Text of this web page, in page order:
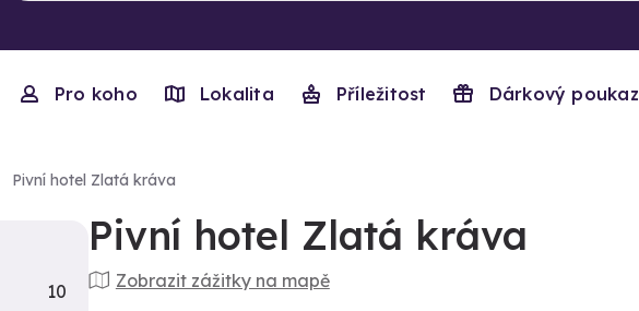
Pro koho Lokalita Příležitost Dárkový poukaz
Pivní hotel Zlatá kráva
Pivní hotel Zlatá kráva
Zobrazit zážitky na mapě
10